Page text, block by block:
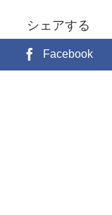
シェアする
Facebook